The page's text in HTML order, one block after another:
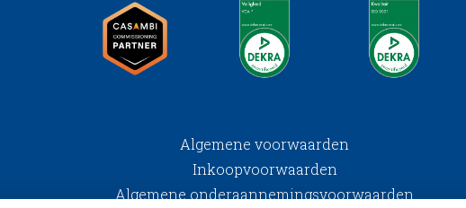
Algemene voorwaarden
Inkoopvoorwaarden
Algemene onderaannemingsvoorwaarden